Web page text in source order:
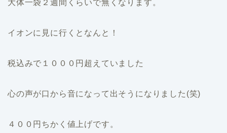
大体一袋２週間くらいで無くなります。
イオンに見に行くとなんと！
税込みで１０００円超えていました
心の声が口から音になって出そうになりました(笑)
４００円ちかく値上げです。